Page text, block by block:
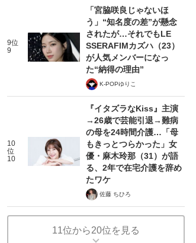
9位
9
「宮脇咲良じゃないほ
う」“知名度の差”が懸念
されたが…それでもLE
SSERAFIMカズハ（23）
が人気メンバーになっ
た“納得の理由”
K-POPゆりこ
10
位
10
『イタズラなKiss』主演
→26歳で芸能引退→難病
の母を24時間介護…「母
もきっとつらかった」女
優・麻木玲那（31）が語
る、2年で在宅介護を辞め
たワケ
佐藤 ちひろ
11位から20位を見る